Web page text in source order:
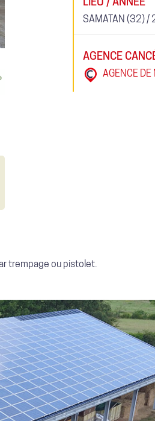
SAMATAN (32) /
AGENCE
AGENCE DE
trempage ou pistolet.